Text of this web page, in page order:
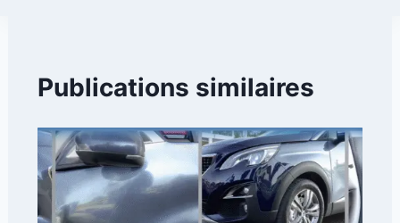
Publications similaires